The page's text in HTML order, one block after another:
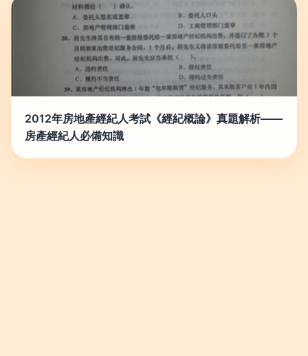
2012年房地產經紀人考試《經紀概論》真題解析——
房產經紀人必備知識